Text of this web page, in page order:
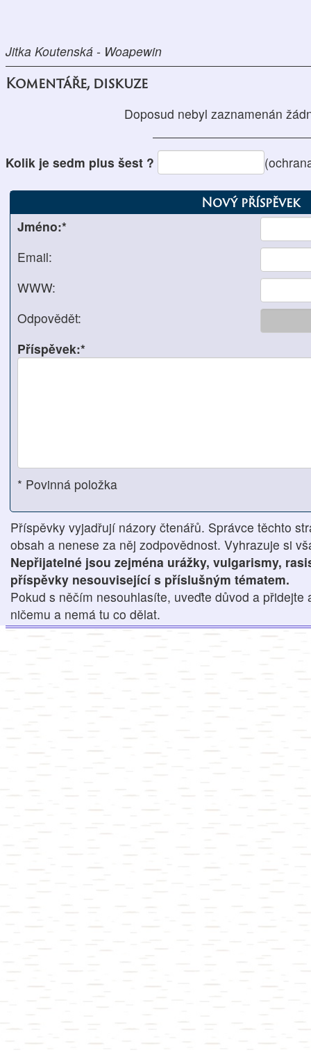
Jitka Koutenská - Woapewin
Komentáře, diskuze
Doposud nebyl zaznamenán
Kolik je sedm plus šest ?
Nový příspěvek
Jméno:*
Email:
WWW:
Odpovědět:
Příspěvek:*
* Povinná položka
Příspěvky vyjadřují názory čtenářů. Správce těchto
obsah a nenese za něj zodpovědnost. Vyhrazuje si
Nepřijatelné jsou zejména urážky, vulgarismy,
příspěvky nesouvisející s příslušným tématem.
Pokud s něčím nesouhlasíte, uveďte důvod a přidejte
ničemu a nemá tu co dělat.